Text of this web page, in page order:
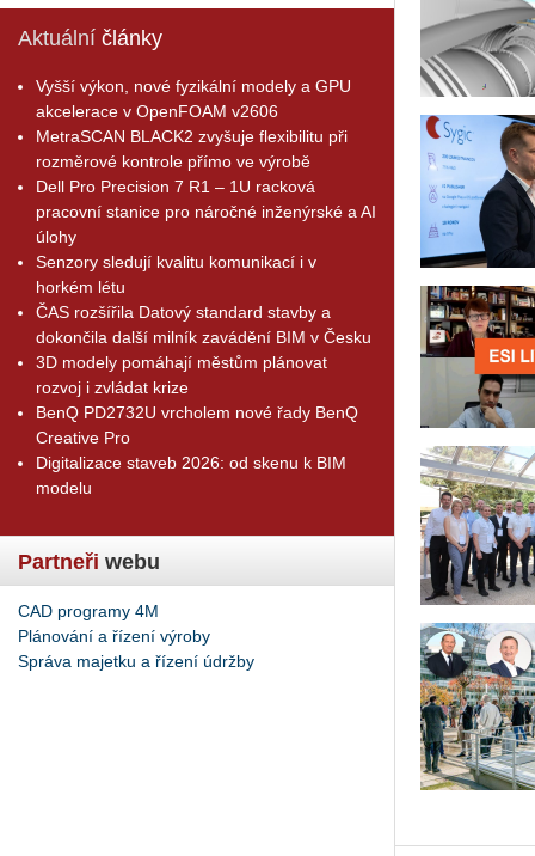
Aktuální články
Vyšší výkon, nové fyzikální modely a GPU
akcelerace v OpenFOAM v2606
MetraSCAN BLACK2 zvyšuje flexibilitu při
rozměrové kontrole přímo ve výrobě
Dell Pro Precision 7 R1 – 1U racková
pracovní stanice pro náročné inženýrské a AI
úlohy
Senzory sledují kvalitu komunikací i v
horkém létu
ČAS rozšířila Datový standard stavby a
dokončila další milník zavádění BIM v Česku
3D modely pomáhají městům plánovat
rozvoj i zvládat krize
BenQ PD2732U vrcholem nové řady BenQ
Creative Pro
Digitalizace staveb 2026: od skenu k BIM
modelu
Partneři webu
CAD programy 4M
Plánování a řízení výroby
Správa majetku a řízení údržby